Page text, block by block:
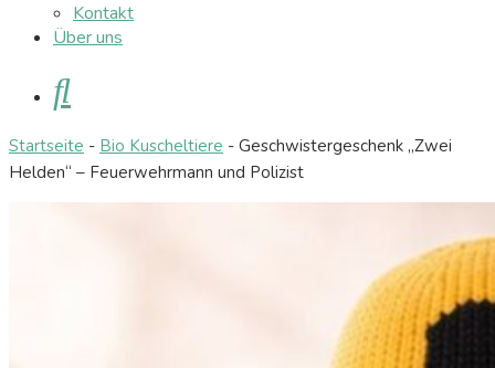
Kontakt
Über uns
Suche
Startseite - Bio Kuscheltiere - Geschwistergeschenk „Zwei
Helden“ – Feuerwehrmann und Polizist